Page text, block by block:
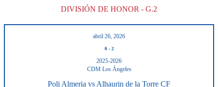
DIVISIÓN DE HONOR - G.2
abril 26, 2026
0- 2
2025-2026
CDM Los Ángeles
Poli Almeria vs Alhaurin de la Torre CF